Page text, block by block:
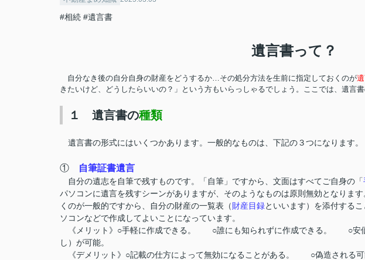
#相続 #遺言書
遺言書って？
自分なき後の自分自身の財産をどうするか…その処分方法を生前に指定しておくのが
きたいけど、どうしたらいいの？」という方もいらっしゃるでしょう。ここでは、遺言
１ 遺言書の種類
遺言書の形式にはいくつかあります。一般的なものは、下記の３つになります。
① 自筆証書遺言
自分の遺志を自筆で残すものです。「自筆」ですから、文面はすべてご自身の 「
パソコンに遺言を残すシーンがありますが、そのようなものは原則無効となりま
くのが一般的ですから、自分の財産の一覧表（財産目録といいます）を添付する
ソコンなどで作成してよいことになっています。
《メリット》○手軽に作成できる。 ○誰にも知られずに作成できる。 ○安価
し）が可能。
《デメリット》○記載の仕方によって無効になることがある。 ○偽造され